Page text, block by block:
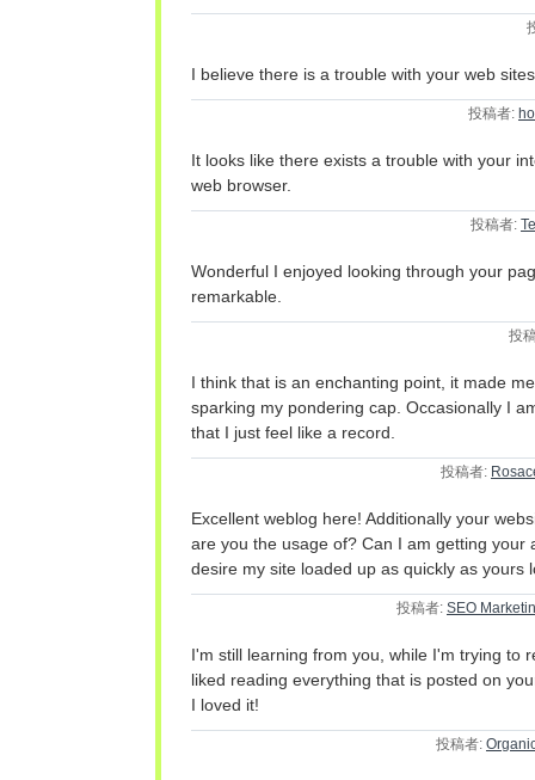
I believe there is a trouble with your web
投稿者:
It looks like there exists a trouble with your
web browser.
投稿者:
Wonderful I enjoyed looking through your
remarkable.
投
I think that is an enchanting point, it made
sparking my pondering cap. Occasionally I
that I just feel like a record.
投稿者:
Excellent weblog here! Additionally your
are you the usage of? Can I am getting your
desire my site loaded up as quickly as yours
投稿者: SEO
I'm still learning from you, while I'm trying to
liked reading everything that is posted on
I loved it!
投稿者: